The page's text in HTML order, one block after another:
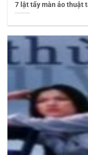
7 lật tẩy màn ảo thuật